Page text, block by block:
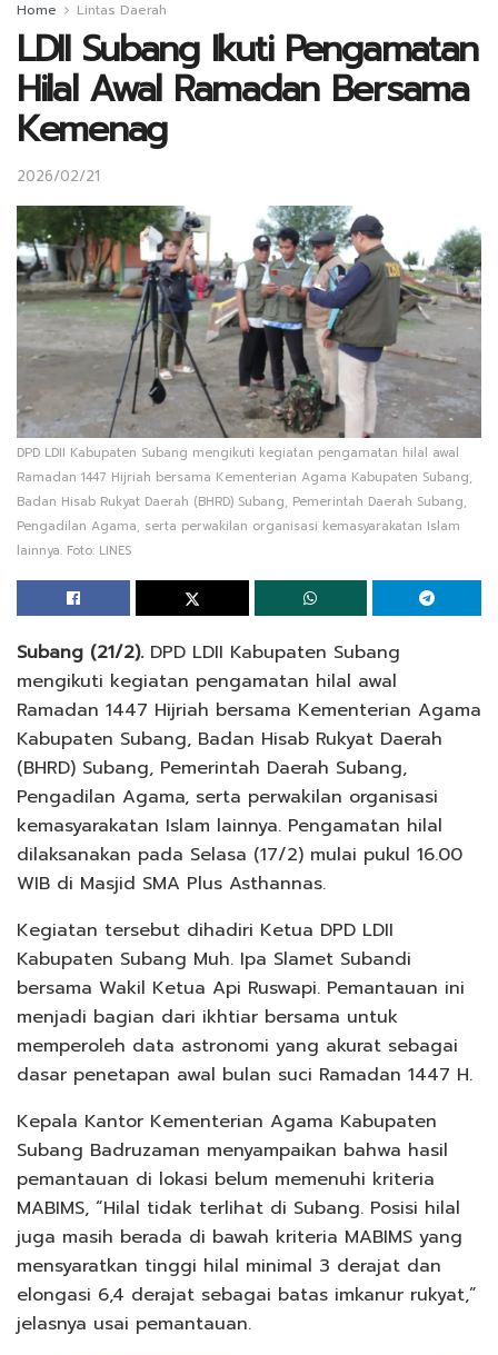
Home Lintas Daerah
LDII Subang Ikuti Pengamatan
Hilal Awal Ramadan Bersama
Kemenag
2026/02/21
DPD LDII Kabupaten Subang mengikuti kegiatan pengamatan hilal awal
Ramadan 1447 Hijriah bersama Kementerian Agama Kabupaten Subang,
Badan Hisab Rukyat Daerah (BHRD) Subang, Pemerintah Daerah Subang,
Pengadilan Agama, serta perwakilan organisasi kemasyarakatan Islam
lainnya. Foto: LINES
Subang (21/2).DPD LDII Kabupaten Subang
mengikuti kegiatan pengamatan hilal awal
Ramadan 1447 Hijriah bersama Kementerian Agama
Kabupaten Subang, Badan Hisab Rukyat Daerah
(BHRD) Subang, Pemerintah Daerah Subang,
Pengadilan Agama, serta perwakilan organisasi
kemasyarakatan Islam lainnya. Pengamatan hilal
dilaksanakan pada Selasa (17/2) mulai pukul 16.00
WIB di Masjid SMA Plus Asthannas.
Kegiatan tersebut dihadiri Ketua DPD LDII
Kabupaten Subang Muh. Ipa Slamet Subandi
bersama Wakil Ketua Api Ruswapi. Pemantauan ini
menjadi bagian dari ikhtiar bersama untuk
memperoleh data astronomi yang akurat sebagai
dasar penetapan awal bulan suci Ramadan 1447 H.
Kepala Kantor Kementerian Agama Kabupaten
Subang Badruzaman menyampaikan bahwa hasil
pemantauan di lokasi belum memenuhi kriteria
MABIMS, “Hilal tidak terlihat di Subang. Posisi hilal
juga masih berada di bawah kriteria MABIMS yang
mensyaratkan tinggi hilal minimal 3 derajat dan
elongasi 6,4 derajat sebagai batas imkanur rukyat,”
jelasnya usai pemantauan.